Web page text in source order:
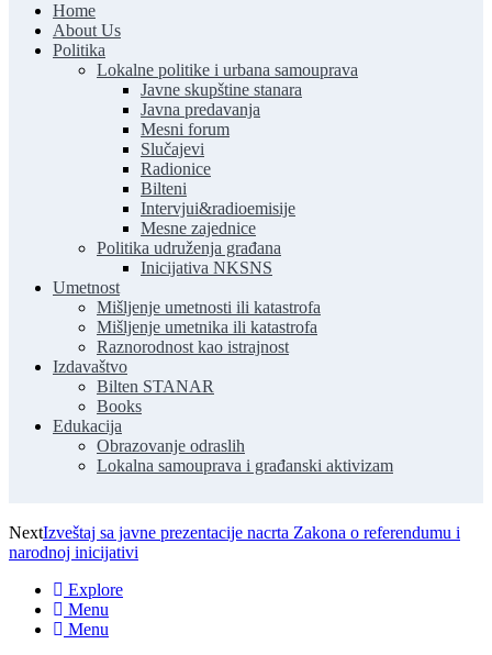
Home
About Us
Politika
Lokalne politike i urbana samouprava
Javne skupštine stanara
Javna predavanja
Mesni forum
Slučajevi
Radionice
Bilteni
Intervjui&radioemisije
Mesne zajednice
Politika udruženja građana
Inicijativa NKSNS
Umetnost
Mišljenje umetnosti ili katastrofa
Mišljenje umetnika ili katastrofa
Raznorodnost kao istrajnost
Izdavaštvo
Bilten STANAR
Books
Edukacija
Obrazovanje odraslih
Lokalna samouprava i građanski aktivizam
NextIzveštaj sa javne prezentacije nacrta Zakona o referendumu i
narodnoj inicijativi
Explore
Menu
Menu